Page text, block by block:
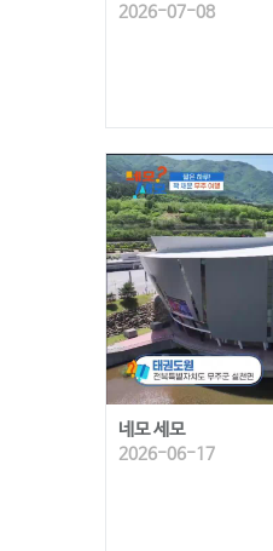
2026-07-08
네모 세모
2026-06-17